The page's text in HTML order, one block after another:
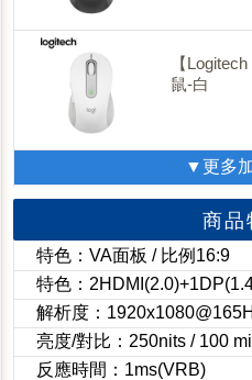
【
鼠-白
▼更多
商品
特色：VA面板 / 比例16:9
特色：
解析度：
亮度/對比：250nits / 100
反應時間：1ms(VRB)